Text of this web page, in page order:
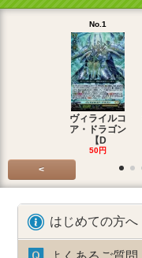
No.1
ヴィライルコ
ア・ドラゴン
【D
50円
<
はじめての方へ